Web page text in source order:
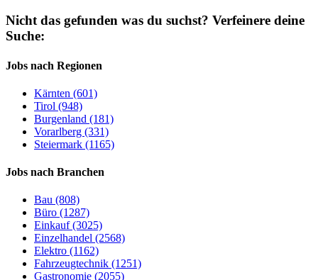
Nicht das gefunden was du suchst? Verfeinere deine
Suche:
Jobs nach Regionen
Kärnten (601)
Tirol (948)
Burgenland (181)
Vorarlberg (331)
Steiermark (1165)
Jobs nach Branchen
Bau (808)
Büro (1287)
Einkauf (3025)
Einzelhandel (2568)
Elektro (1162)
Fahrzeugtechnik (1251)
Gastronomie (2055)